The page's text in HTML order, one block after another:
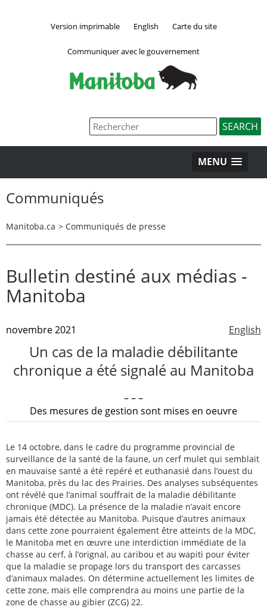
Version imprimable English Carte du site
Communiquer avec le gouvernement
MENU
Communiqués
Manitoba.ca > Communiqués de presse
Bulletin destiné aux médias -
Manitoba
English
novembre 2021
Un cas de la maladie débilitante
chronique a été signalé au Manitoba
– – –
Des mesures de gestion sont mises en oeuvre
Le 14 octobre, dans le cadre du programme provincial de
surveillance de la santé de la faune, un cerf mulet qui semblait
en mauvaise santé a été repéré et euthanasié dans l’ouest du
Manitoba, près du lac des Prairies. Des analyses subséquentes
ont révélé que l’animal souffrait de la maladie débilitante
chronique (MDC). La présence de la maladie n’avait encore
jamais été détectée au Manitoba. Puisque d’autres animaux
dans cette zone pourraient également être atteints de la MDC,
le Manitoba met en œuvre une interdiction immédiate de la
chasse au cerf, à l’orignal, au caribou et au wapiti pour éviter
que la maladie se propage lors du transport des carcasses
d’animaux malades. On détermine actuellement les limites de
cette zone, mais elle comprendra au moins une partie de la
zone de chasse au gibier (ZCG) 22.